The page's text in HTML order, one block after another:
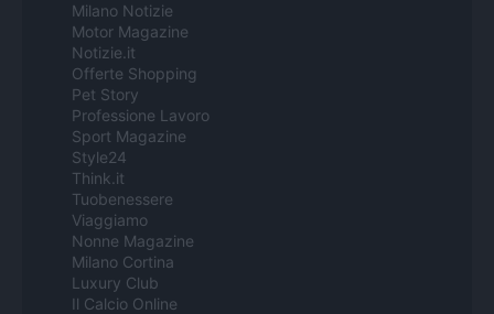
Milano Notizie
Motor Magazine
Notizie.it
Offerte Shopping
Pet Story
Professione Lavoro
Sport Magazine
Style24
Think.it
Tuobenessere
Viaggiamo
Nonne Magazine
Milano Cortina
Luxury Club
Il Calcio Online